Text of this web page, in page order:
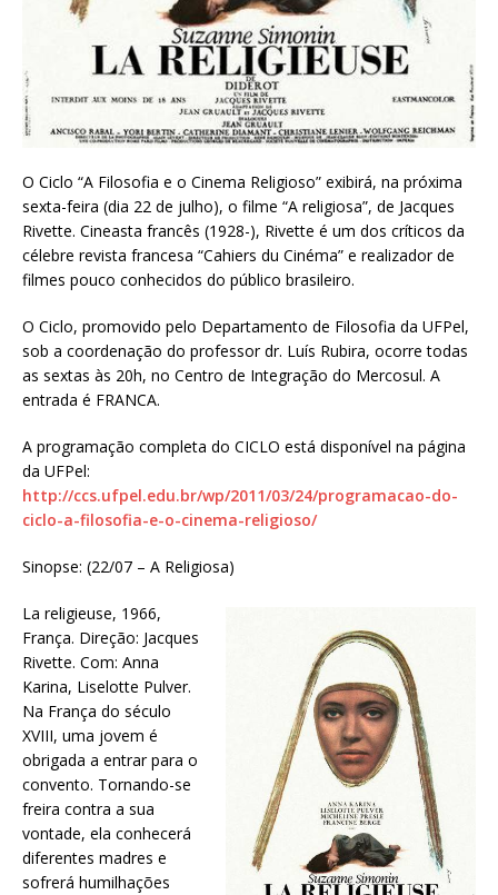
O Ciclo “A Filosofia e o Cinema Religioso” exibirá, na próxima
sexta-feira (dia 22 de julho), o filme “A religiosa”, de Jacques
Rivette. Cineasta francês (1928-), Rivette é um dos críticos da
célebre revista francesa “Cahiers du Cinéma” e realizador de
filmes pouco conhecidos do público brasileiro.
O Ciclo, promovido pelo Departamento de Filosofia da UFPel,
sob a coordenação do professor dr. Luís Rubira, ocorre todas
as sextas às 20h, no Centro de Integração do Mercosul. A
entrada é FRANCA.
A programação completa do CICLO está disponível na página
da UFPel:
http://ccs.ufpel.edu.br/wp/2011/03/24/programacao-do-
ciclo-a-filosofia-e-o-cinema-religioso/
Sinopse: (22/07 – A Religiosa)
La religieuse, 1966,
França. Direção: Jacques
Rivette. Com: Anna
Karina, Liselotte Pulver.
Na França do século
XVIII, uma jovem é
obrigada a entrar para o
convento. Tornando-se
freira contra a sua
vontade, ela conhecerá
diferentes madres e
sofrerá humilhações